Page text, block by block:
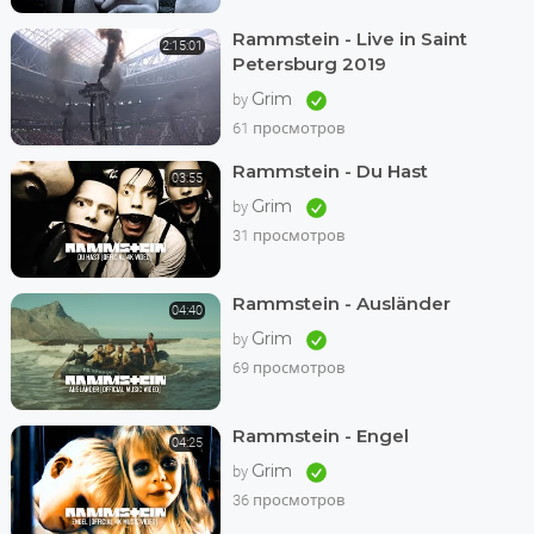
2:15:01
Rammstein - Live in Saint
Petersburg 2019
by Grim
61 просмотров
03:55 Rammstein - Du Hast
by Grim
31 просмотров
04:40 Rammstein - Ausländer
by Grim
69 просмотров
04:25 Rammstein - Engel
by Grim
36 просмотров